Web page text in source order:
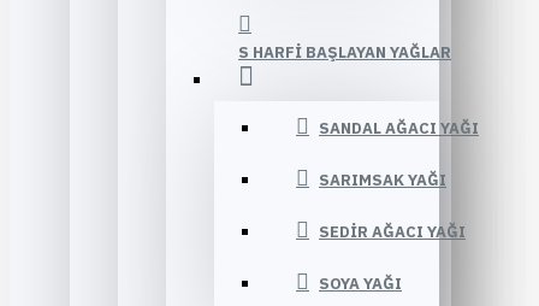
S HARFI BAŞLAYAN YAĞLAR
SANDAL AĞACI YAĞI
SARIMSAK YAĞI
SEDIR AĞACI YAĞI
SOYA YAĞI